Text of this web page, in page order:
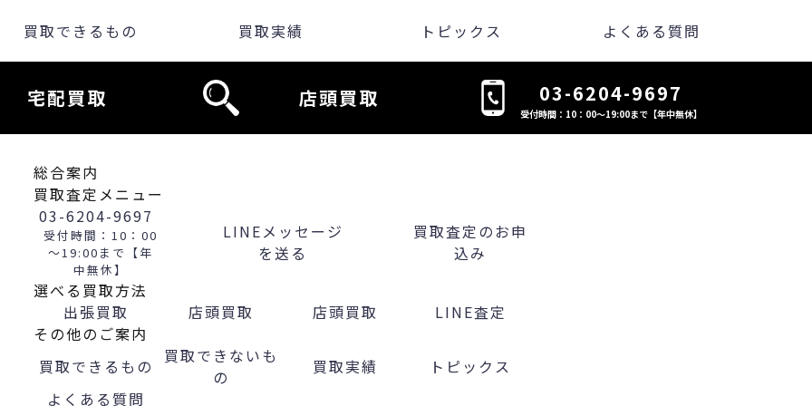
買取できるもの 買取実績 トピックス よくある質問
宅配買取 店頭買取 03-6204-9697
受付時間：10：00～19:00まで【年中無休】
総合案内
買取査定メニュー
03-6204-9697
受付時間：10：00
～19:00まで【年
中無休】
LINEメッセージ
を送る
買取査定のお申
込み
選べる買取方法
出張買取
店頭買取 店頭買取
LINE査定
その他のご案内
買取できるもの
買取できないも
の
買取実績
トピックス
よくある質問